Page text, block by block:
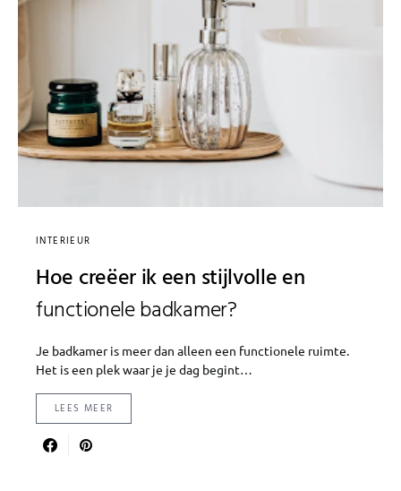
INTERIEUR
Hoe creëer ik een stijlvolle en
functionele badkamer?
Je badkamer is meer dan alleen een functionele ruimte.
Het is een plek waar je je dag begint…
LEES MEER